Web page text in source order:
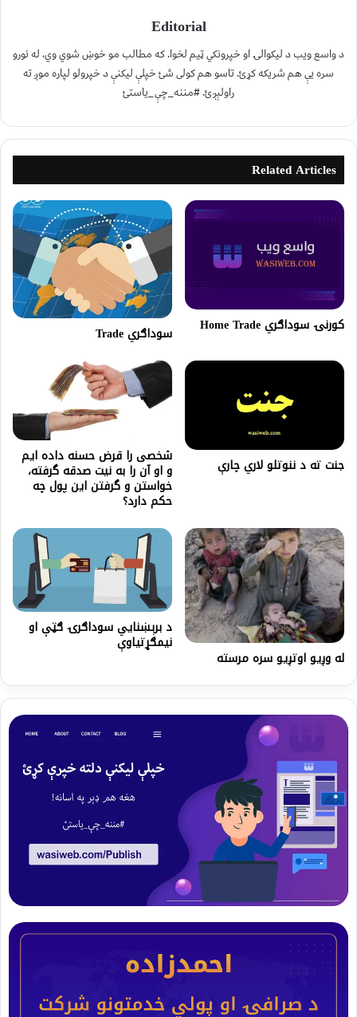
Editorial
د واسع ویب د لیکوالۍ او خپرونکي ټیم لخوا. که مطالب مو خوښ شوي وي، له نورو
سره یې هم شریکه کړئ. تاسو هم کولی شئ خپلې لیکنې د خپرولو لپاره موږ ته
راولېږئ. #مننه_چې_یاستئ
Related Articles
کورنۍ سوداګري Home Trade سوداګري Trade
جنت ته د ننوتلو لاري چارې شخصی را قرض حسنه داده ایم
و او آن را به نیت صدقه گرفته،
خواستن و گرفتن این پول چه
حکم دارد؟
له وږیو اوتږیو سره مرسته
د برېښنایي سوداګرۍ ګټې او
نیمګړتیاوې